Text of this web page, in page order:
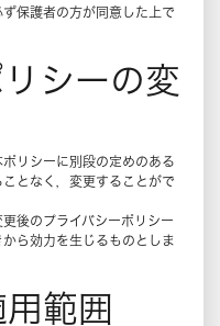
保護者の方が同意した上で
シーの変
リシーに別段の定めのある
となく，変更することがで
後のプライバシーポリシー
ら効力を生じるものとしま
範囲